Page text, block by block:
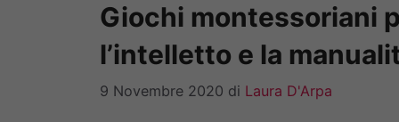
Giochi montessoriani
l’intelletto e la
9 Novembre 2020 di Laura D'Arpa